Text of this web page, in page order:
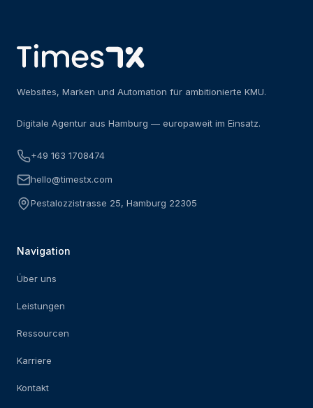
Websites, Marken und Automation für ambitionierte KMU.
Digitale Agentur aus Hamburg — europaweit im Einsatz.
+49 163 1708474
hello@timestx.com
Pestalozzistrasse 25, Hamburg 22305
Navigation
Über uns
Leistungen
Ressourcen
Karriere
Kontakt